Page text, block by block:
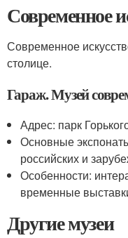
Современное
Современное
столице.
Гараж. Музей
Адрес: парк
Основные
российских и
Особенности:
временные
Другие музеи